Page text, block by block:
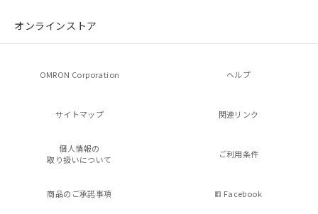
オンラインストア
OMRON Corporation ヘルプ
サイトマップ 関連リンク
個人情報の
取り扱いについて
ご利用条件
商品のご承諾事項 Facebook